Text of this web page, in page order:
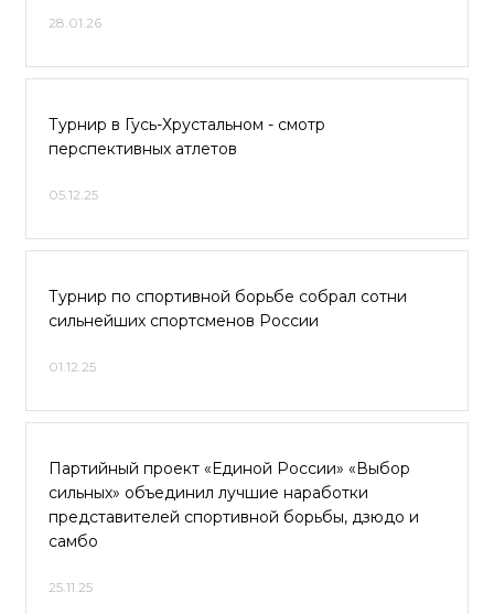
28.01.26
Турнир в Гусь-Хрустальном - смотр
перспективных атлетов
05.12.25
Турнир по спортивной борьбе собрал сотни
сильнейших спортсменов России
01.12.25
Партийный проект «Единой России» «Выбор
сильных» объединил лучшие наработки
представителей спортивной борьбы, дзюдо и
самбо
25.11.25